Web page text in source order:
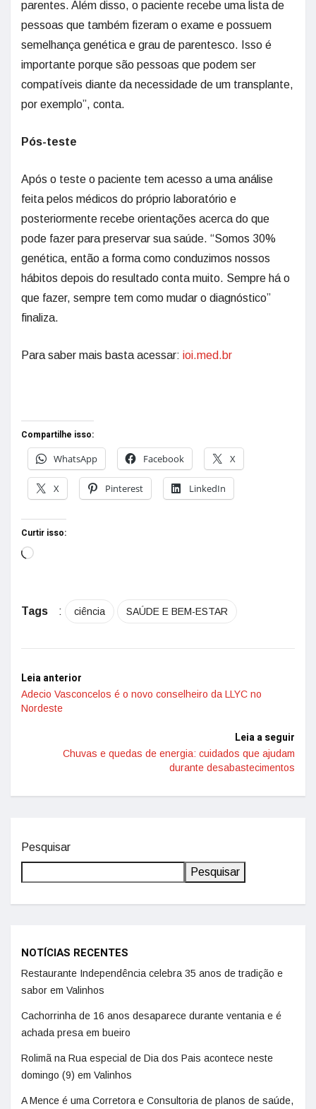
parentes. Além disso, o paciente recebe uma lista de
pessoas que também fizeram o exame e possuem
semelhança genética e grau de parentesco. Isso é
importante porque são pessoas que podem ser
compatíveis diante da necessidade de um transplante,
por exemplo”, conta.
Pós-teste
Após o teste o paciente tem acesso a uma análise
feita pelos médicos do próprio laboratório e
posteriormente recebe orientações acerca do que
pode fazer para preservar sua saúde. “Somos 30%
genética, então a forma como conduzimos nossos
hábitos depois do resultado conta muito. Sempre há o
que fazer, sempre tem como mudar o diagnóstico”
finaliza.
Para saber mais basta acessar: ioi.med.br
Compartilhe isso:
WhatsApp
Facebook X
X Pinterest LinkedIn
Curtir isso:
Tags : ciência SAÚDE E BEM-ESTAR
Leia anterior
Adecio Vasconcelos é o novo conselheiro da LLYC no
Nordeste
Leia a seguir
Chuvas e quedas de energia: cuidados que ajudam
durante desabastecimentos
Pesquisar
Pesquisar
NOTÍCIAS RECENTES
Restaurante Independência celebra 35 anos de tradição e
sabor em Valinhos
Cachorrinha de 16 anos desaparece durante ventania e é
achada presa em bueiro
Rolimã na Rua especial de Dia dos Pais acontece neste
domingo (9) em Valinhos
A Mence é uma Corretora e Consultoria de planos de saúde,